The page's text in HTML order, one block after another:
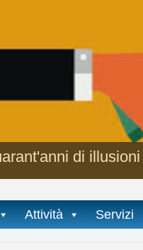
di
Attività Servizi